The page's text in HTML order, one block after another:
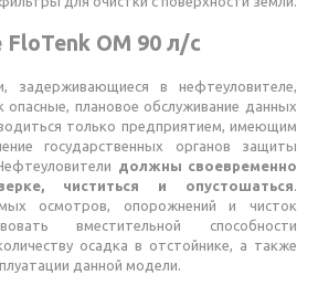
OM 90 л/с
задерживающиеся в нефтеуловителе,
опасные, плановое обслуживание данных
только предприятием, имеющим
государственных органов защиты
должны своевременно
чиститься и опустошаться
осмотров, опорожнений и чисток
вместительной способности
осадка в отстойнике, а также
данной модели.